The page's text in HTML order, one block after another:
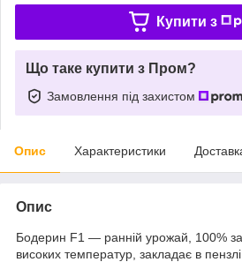
Купити з
Що таке купити з Пром?
Замовлення під захистом
Опис Характеристики
Опис
Бодерин F1 — ранній урожай, 100%
високих температур, закладає в